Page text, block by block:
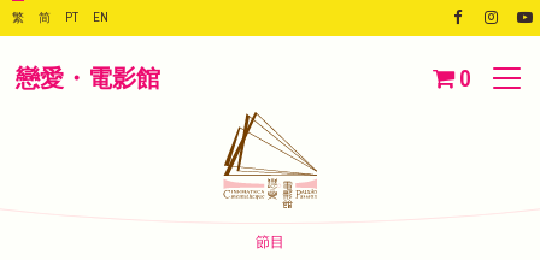
繁 简 PT EN
戀愛・電影館 0
節目